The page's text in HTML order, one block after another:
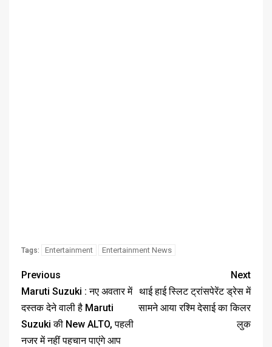
Tags: Entertainment Entertainment News
Previous
Maruti Suzuki : नए अवतार में
दस्तक देने वाली है Maruti
Suzuki की New ALTO, पहली
नजर में नहीं पहचान पाएंगे आप
Next
थाई हाई स्लिट ट्रांसपेरेंट ड्रेस में
सामने आया रश्मि देसाई का किलर
लुक